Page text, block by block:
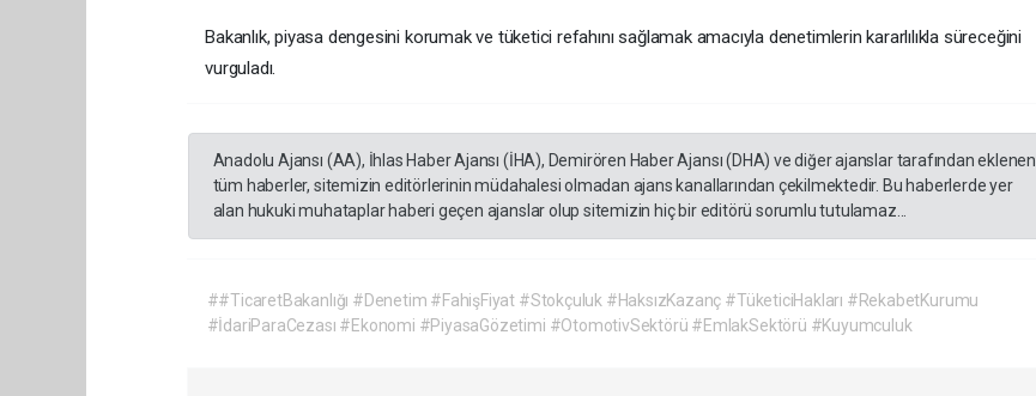
Bakanlık, piyasa dengesini korumak ve tüketici refahını sağlamak amacıyla denetimlerin kararlılıkla süreceğini
vurguladı.
Anadolu Ajansı (AA), İhlas Haber Ajansı (İHA), Demirören Haber Ajansı (DHA) ve diğer ajanslar tarafından eklenen
tüm haberler, sitemizin editörlerinin müdahalesi olmadan ajans kanallarından çekilmektedir. Bu haberlerde yer
alan hukuki muhataplar haberi geçen ajanslar olup sitemizin hiç bir editörü sorumlu tutulamaz...
##TicaretBakanlığı #Denetim #FahişFiyat #Stokçuluk #HaksızKazanç #TüketiciHakları #RekabetKurumu
#İdariParaCezası #Ekonomi #PiyasaGözetimi #OtomotivSektörü #EmlakSektörü #Kuyumculuk